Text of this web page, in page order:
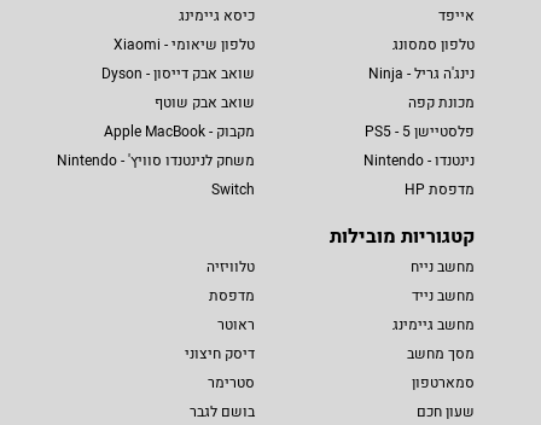
אייפד
טלפון סמסונג
נינג'ה גריל - Ninja
מכונת קפה
פלסטיישן 5 - PS5
נינטנדו - Nintendo
מדפסת HP
כיסא גיימינג
טלפון שיאומי - Xiaomi
שואב אבק דייסון - Dyson
שואב אבק שוטף
מקבוק - Apple MacBook
משחק לנינטנדו סוויץ' - Nintendo
Switch
קטגוריות מובילות
מחשב נייח
מחשב נייד
מחשב גיימינג
מסך מחשב
סמארטפון
שעון חכם
טלוויזיה
מדפסת
ראוטר
דיסק חיצוני
סטרימר
בושם לגבר